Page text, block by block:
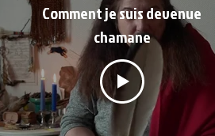
Comment je suis devenue
chamane